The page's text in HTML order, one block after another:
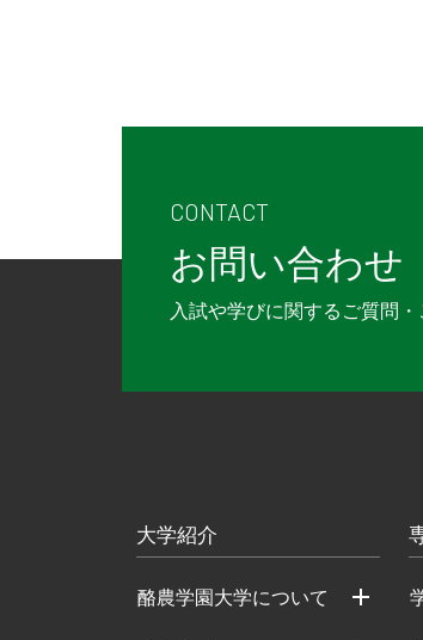
CONTACT
お問い合わせ
入試や学びに関するご質問
大学紹介
酪農学園大学について